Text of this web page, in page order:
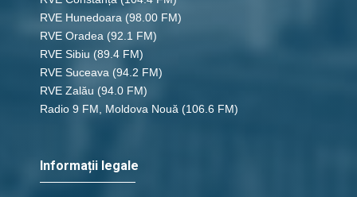
RVE Hunedoara (98.00 FM)
RVE Oradea (92.1 FM)
RVE Sibiu (89.4 FM)
RVE Suceava (94.2 FM)
RVE Zalău (94.0 FM)
Radio 9 FM, Moldova Nouă (106.6 FM)
Informații legale